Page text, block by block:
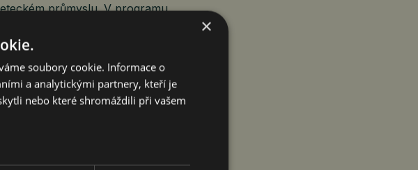
průmyslu. V programu
podnikání. Meziroční růst
v naše schopnosti, kvalitu
ukotvuje v evropském
×
soubory cookie. Informace o
a analytickými partnery, kteří je
nebo které shromáždili při vašem